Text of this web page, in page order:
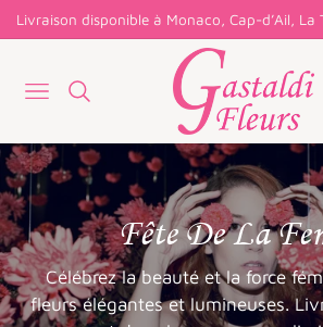
Livraison disponible à Monaco, Cap-d’Ail, La
Navigation
Collection:
Fête De La
Célébrez la beauté et la force
fleurs élégantes et lumineuses.